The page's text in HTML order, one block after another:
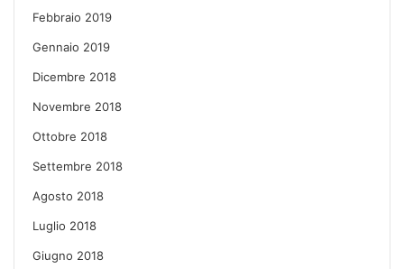
Febbraio 2019
Gennaio 2019
Dicembre 2018
Novembre 2018
Ottobre 2018
Settembre 2018
Agosto 2018
Luglio 2018
Giugno 2018